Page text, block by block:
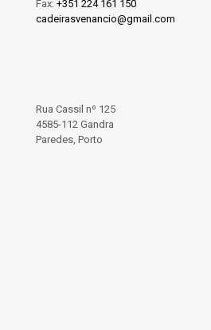
Fax: +351 224 161 150
cadeirasvenancio@gmail.com
Rua Cassil nº 125
4585-112 Gandra
Paredes, Porto